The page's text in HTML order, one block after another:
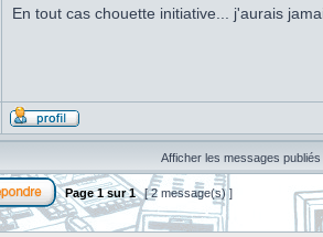
En tout cas chouette initiative... j'aurais
Afficher les messages publiés
Page1sur1 [ 2 message(s) ]